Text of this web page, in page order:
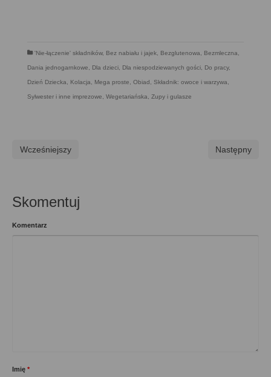
'Nie-łączenie' składników, Bez nabiału i jajek Bezglutenowa Bezmleczna
Dania jednogarnkowe Dla dzieci Dla niespodziewanych gości Do pracy,
Dzień Dziecka Kolacja Mega proste Obiad Składnik: owoce i warzywa
Sylwester i inne imprezowe Wegetariańska Zupy i gulasze
Wcześniejszy Następny
Skomentuj
Komentarz
Imię *